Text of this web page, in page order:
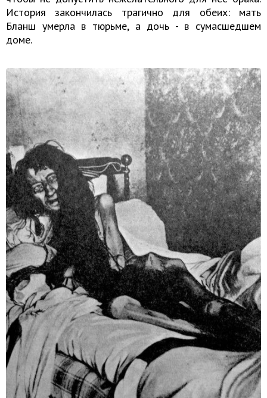
История закончилась трагично для обеих: мать
Бланш умерла в тюрьме, а дочь - в сумасшедшем
доме.